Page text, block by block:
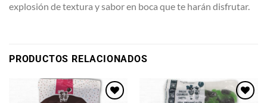
explosión de textura y sabor en boca que te harán disfrutar.
PRODUCTOS RELACIONADOS